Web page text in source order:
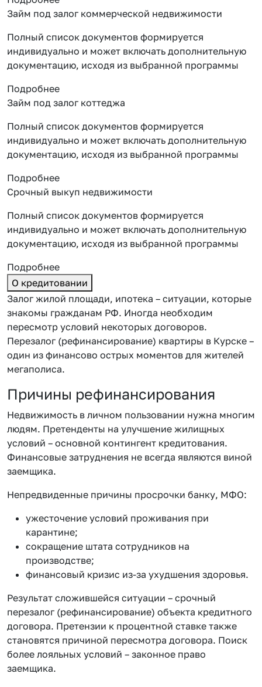
Займ под залог коммерческой недвижимости
Полный список документов формируется
индивидуально и может включать дополнительную
документацию, исходя из выбранной программы
Подробнее
Займ под залог коттеджа
Полный список документов формируется
индивидуально и может включать дополнительную
документацию, исходя из выбранной программы
Подробнее
Срочный выкуп недвижимости
Полный список документов формируется
индивидуально и может включать дополнительную
документацию, исходя из выбранной программы
Подробнее
О кредитовании
Залог жилой площади, ипотека – ситуации, которые
знакомы гражданам РФ. Иногда необходим
пересмотр условий некоторых договоров.
Перезалог (рефинансирование) квартиры в Курске –
один из финансово острых моментов для жителей
мегаполиса.
Причины рефинансирования
Недвижимость в личном пользовании нужна многим
людям. Претенденты на улучшение жилищных
условий – основной контингент кредитования.
Финансовые затруднения не всегда являются виной
заемщика.
Непредвиденные причины просрочки банку, МФО:
ужесточение условий проживания при
карантине;
сокращение штата сотрудников на
производстве;
финансовый кризис из-за ухудшения здоровья.
Результат сложившейся ситуации – срочный
перезалог (рефинансирование) объекта кредитного
договора. Претензии к процентной ставке также
становятся причиной пересмотра договора. Поиск
более лояльных условий – законное право
заемщика.